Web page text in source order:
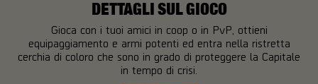
DETTAGLI SUL GIOCO
Gioca con i tuoi amici in coop o in PvP, ottieni
equipaggiamento e armi potenti ed entra nella ristretta
cerchia di coloro che sono in grado di proteggere la Capitale
in tempo di crisi.